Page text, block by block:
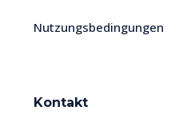
Nutzungsbedingungen
Kontakt